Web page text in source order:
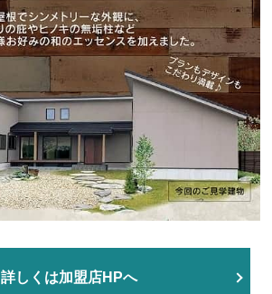
詳しくは加盟店HPへ